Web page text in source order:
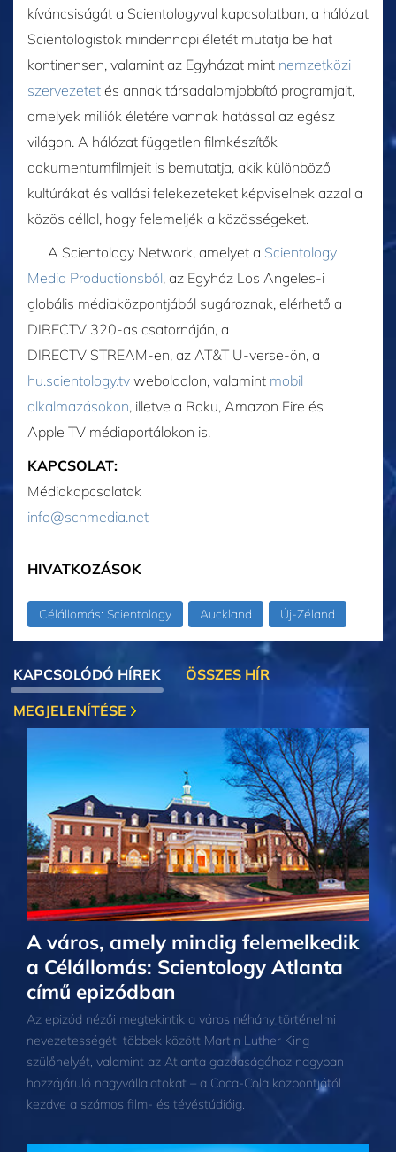
kíváncsiságát a Scientologyval kapcsolatban, a hálózat
Scientologistok mindennapi életét mutatja be hat
kontinensen, valamint az Egyházat mint nemzetközi
szervezetet és annak társadalomjobbító programjait,
amelyek milliók életére vannak hatással az egész
világon. A hálózat független filmkészítők
dokumentumfilmjeit is bemutatja, akik különböző
kultúrákat és vallási felekezeteket képviselnek azzal a
közös céllal, hogy felemeljék a közösségeket.
A Scientology Network, amelyet a Scientology
Media Productionsből, az Egyház Los Angeles-i
globális médiaközpontjából sugároznak, elérhető a
DIRECTV 320‑as csatornáján, a
DIRECTV STREAM‑en, az AT&T U‑verse‑ön, a
hu.scientology.tv weboldalon, valamint mobil
alkalmazásokon, illetve a Roku, Amazon Fire és
Apple TV médiaportálokon is.
KAPCSOLAT:
Médiakapcsolatok
info@scnmedia.net
HIVATKOZÁSOK
Célállomás: Scientology Auckland Új-Zéland
KAPCSOLÓDÓ HÍREK ÖSSZES HÍR
MEGJELENÍTÉSE
A város, amely mindig felemelkedik
a Célállomás: Scientology Atlanta
című epizódban
Az epizód nézői megtekintik a város néhány történelmi
nevezetességét, többek között Martin Luther King
szülőhelyét, valamint az Atlanta gazdaságához nagyban
hozzájáruló nagyvállalatokat – a Coca-Cola központjától
kezdve a számos film- és tévéstúdióig.